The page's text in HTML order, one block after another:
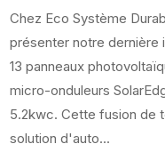
Chez Eco Système
présenter notre dernière
13 panneaux
micro-onduleurs
5.2kwc. Cette fusion de
solution d'auto...